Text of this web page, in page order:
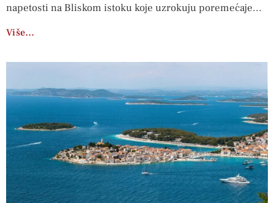
napetosti na Bliskom istoku koje uzrokuju poremećaje
Više…